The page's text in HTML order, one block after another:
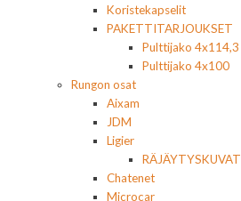
Koristekapselit
PAKETTITARJOUKSET
Pulttijako 4x114,3
Pulttijako 4x100
Rungon osat
Aixam
JDM
Ligier
RÄJÄYTYSKUVAT
Chatenet
Microcar